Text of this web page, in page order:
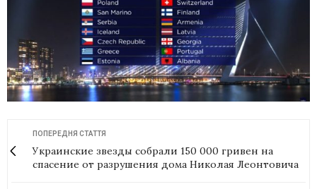
ПОПЕРЕДНЯ СТАТТЯ
Украинские звезды собрали 150 000 гривен на
спасение от разрушения дома Николая Леонтовича